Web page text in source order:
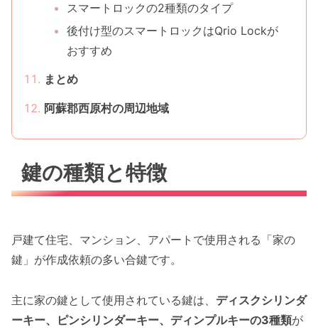
スマートロックの2種類のタイプ
後付け型のスマートロックはQrio Lockが
おすすめ
まとめ
阿蘇郡西原村の周辺地域
鍵の種類と特徴
戸建て住宅、マンション、アパートで使用される「家の
鍵」が作成依頼の多い合鍵です。
主に家の鍵として使用されている鍵は、 ディスクシリンダ
ーキー、ピンシリンダーキー、ディンプルキーの3種類が